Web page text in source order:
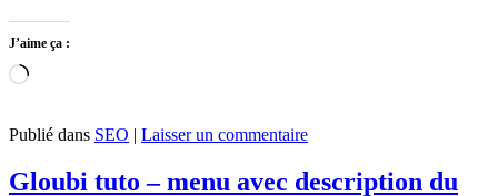
J’aime ça :
Chargement…
Publié dans SEO | Laisser un commentaire
Gloubi tuto – menu avec description du